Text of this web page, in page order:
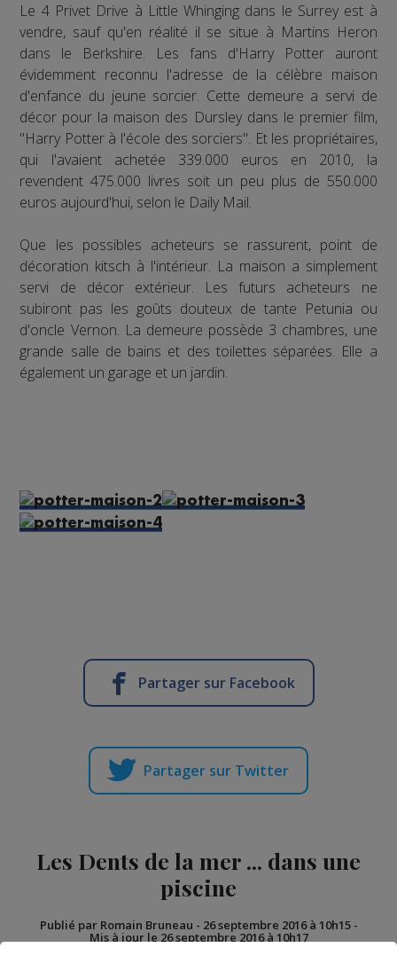
Le 4 Privet Drive à Little Whinging dans le Surrey est à
vendre, sauf qu'en réalité il se situe à Martins Heron
dans le Berkshire. Les fans d'Harry Potter auront
évidemment reconnu l'adresse de la célèbre maison
d'enfance du jeune sorcier. Cette demeure a servi de
décor pour la maison des Dursley dans le premier film,
"Harry Potter à l'école des sorciers". Et les propriétaires,
qui l'avaient achetée 339.000 euros en 2010, la
revendent 475.000 livres soit un peu plus de 550.000
euros aujourd'hui, selon le Daily Mail.
Que les possibles acheteurs se rassurent, point de
décoration kitsch à l'intérieur. La maison a simplement
servi de décor extérieur. Les futurs acheteurs ne
subiront pas les goûts douteux de tante Petunia ou
d'oncle Vernon. La demeure possède 3 chambres, une
grande salle de bains et des toilettes séparées. Elle a
également un garage et un jardin.
Partager sur Facebook
Partager sur Twitter
Les Dents de la mer ... dans une
piscine
Publié par Romain Bruneau - 26 septembre 2016 à 10h15-
Mis à jour le 26 septembre 2016 à 10h17